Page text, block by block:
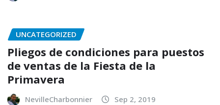
UNCATEGORIZED
Pliegos de condiciones para puestos
de ventas de la Fiesta de la
Primavera
NevilleCharbonnier Sep 2, 2019